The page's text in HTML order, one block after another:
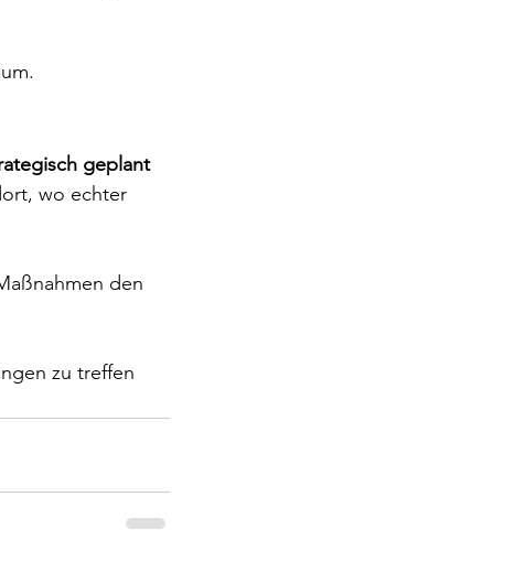
geplant
wo echter
den
zu treffen